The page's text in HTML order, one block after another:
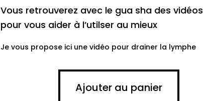
Vous retrouverez avec le gua sha des vidéos
pour vous aider à l’utilser au mieux
Je vous propose ici une vidéo pour drainer la lymphe
Ajouter au panier